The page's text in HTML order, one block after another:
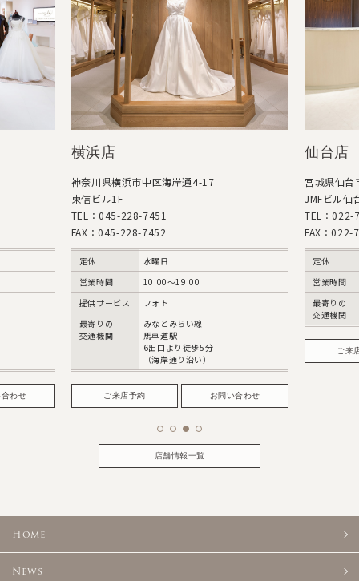
わせ
横浜店
神奈川県横浜市中区海岸通4-17
東信ビル1F
TEL：045-228-7451
FAX：045-228-7452
定休
水曜日
営業時間
10:00〜19:00
提供サービス
フォト
最寄りの
交通機関
みなとみらい線
馬車道駅
6出口より徒歩5分
（海岸通り沿い）
ご来店予約 お問い合わせ
仙台店
宮城県仙
JMFビル仙
TEL：022-
FAX：022-
定休
営業時間
最寄りの
交通機関
ご来
店舗情報一覧
Home
News